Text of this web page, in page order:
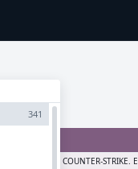
ЛОЯЛЬНОСТИ
COUNTER-
341